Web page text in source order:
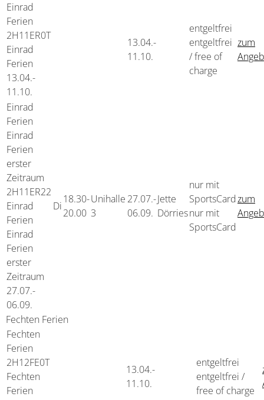
Einrad
Ferien
2H11ER0T
Einrad
Ferien
13.04.-
11.10.
13.04.-
11.10.
entgeltfrei
entgeltfrei
/ free of
charge
zum
Einrad
Ferien
Einrad
Ferien
erster
Zeitraum
2H11ER22
Einrad
Ferien
Einrad
Ferien
erster
Zeitraum
27.07.-
06.09.
Di
18.30-
20.00
Unihalle
3
27.07.-
06.09.
Jette
Dörries
nur mit
SportsCard
nur mit
SportsCard
zum
Fechten Ferien
Fechten
Ferien
2H12FE0T
Fechten
Ferien
13.04.-
11.10.
entgeltfrei
entgeltfrei /
free of charge